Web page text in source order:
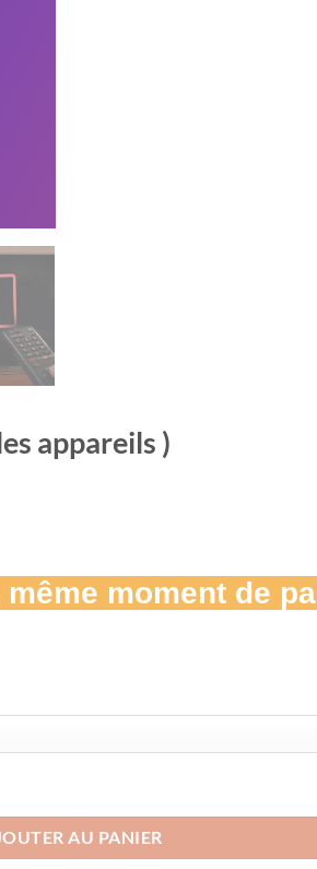
appareils )
moment de
AU PANIER